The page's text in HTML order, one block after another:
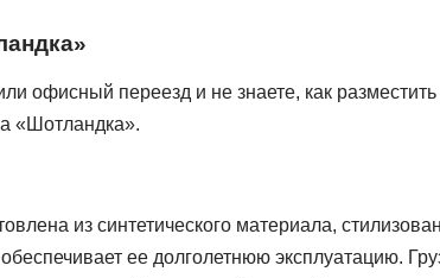
офисный переезд и не знаете, как
«Шотландка».
из синтетического материала,
ее долголетнюю эксплуатацию.